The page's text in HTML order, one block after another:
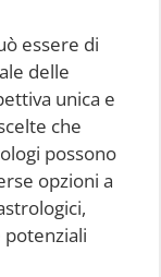
essere di
delle
unica e
che
possono
opzioni a
potenziali